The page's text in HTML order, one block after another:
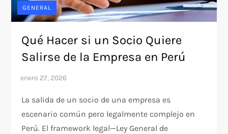
GENERAL
Qué Hacer si un Socio Quiere
Salirse de la Empresa en Perú
La salida de un socio de una empresa es
escenario común pero legalmente complejo en
Perú. El framework legal—Ley General de